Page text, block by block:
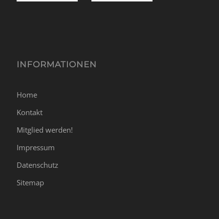
INFORMATIONEN
Home
Kontakt
Mitglied werden!
Impressum
Datenschutz
Sitemap